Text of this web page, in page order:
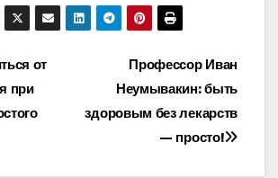
Профессор Иван
Неумывакин: быть
здоровым без лекарств
— просто!
от
при